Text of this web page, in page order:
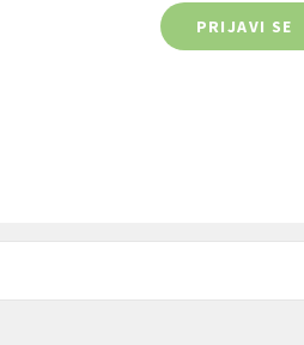
PRIJAVI SE